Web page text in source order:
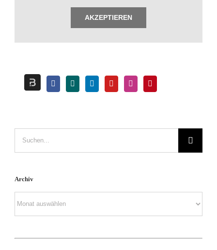
AKZEPTIEREN
Archiv